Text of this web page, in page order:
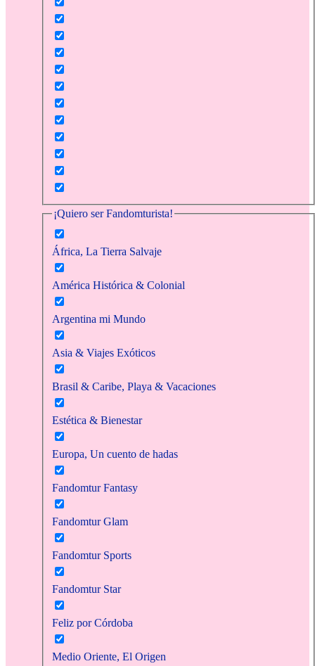
¡Quiero ser Fandomturista!
África, La Tierra Salvaje
América Histórica & Colonial
Argentina mi Mundo
Asia & Viajes Exóticos
Brasil & Caribe, Playa & Vacaciones
Estética & Bienestar
Europa, Un cuento de hadas
Fandomtur Fantasy
Fandomtur Glam
Fandomtur Sports
Fandomtur Star
Feliz por Córdoba
Medio Oriente, El Origen